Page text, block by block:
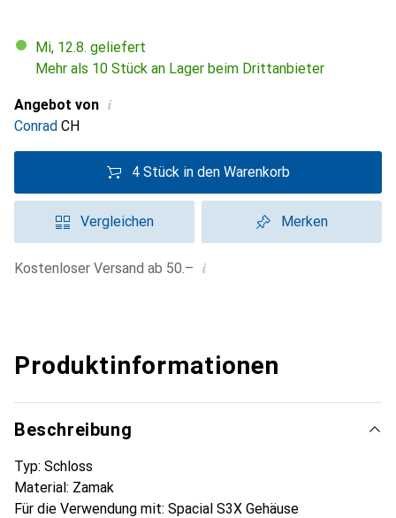
Mi, 12.8. geliefert
Mehr als 10 Stück an Lager beim Drittanbieter
Angebot von i
Conrad CH
4 Stück in den Warenkorb
Vergleichen Merken
Kostenloser Versand ab 50.– i
Produktinformationen
Beschreibung
Typ: Schloss
Material: Zamak
Für die Verwendung mit: Spacial S3X Gehäuse